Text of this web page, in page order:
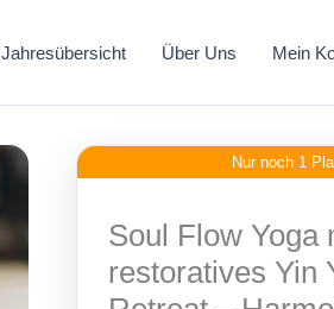
Jahresübersicht Über Uns Mein
Nur noch 1
Soul Flow Yoga
restoratives Yin
-